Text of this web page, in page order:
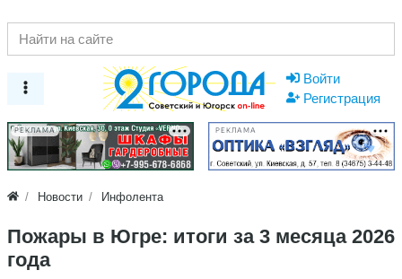
Войти
Регистрация
РЕКЛАМА РЕКЛАМА
Новости Инфолента
Пожары в Югре: итоги за 3 месяца 2026
года